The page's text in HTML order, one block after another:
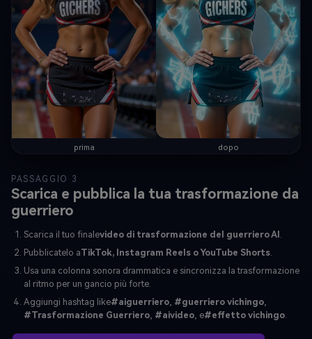
prima dopo
PASSAGGIO 3
Scarica e pubblica la tua trasformazione da
guerriero
Scarica il tuo finalevideo di trasformazione del guerriero AI .
Pubblicatelo aTikTok, Instagram Reels o YouTube Shorts.
Usa una colonna sonora drammatica e sincronizza la trasformazione
al ritmo per un gancio più forte.
Aggiungi hashtag like#aiguerriero, #guerriero vichingo,
#Trasformazione Guerriero, #aivideo, e#effetto vichingo.